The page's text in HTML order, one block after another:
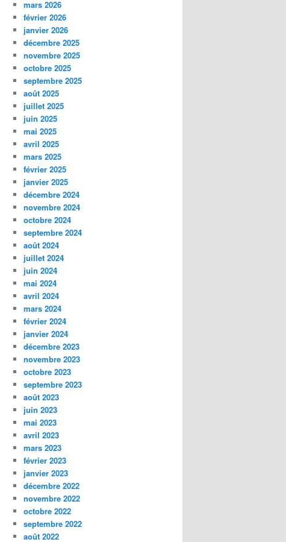
mars 2026
février 2026
janvier 2026
décembre 2025
novembre 2025
octobre 2025
septembre 2025
août 2025
juillet 2025
juin 2025
mai 2025
avril 2025
mars 2025
février 2025
janvier 2025
décembre 2024
novembre 2024
octobre 2024
septembre 2024
août 2024
juillet 2024
juin 2024
mai 2024
avril 2024
mars 2024
février 2024
janvier 2024
décembre 2023
novembre 2023
octobre 2023
septembre 2023
août 2023
juin 2023
mai 2023
avril 2023
mars 2023
février 2023
janvier 2023
décembre 2022
novembre 2022
octobre 2022
septembre 2022
août 2022